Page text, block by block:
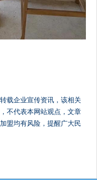
载企业宣传资讯，该相关
不代表本网站观点，文章
盟均有风险，提醒广大民